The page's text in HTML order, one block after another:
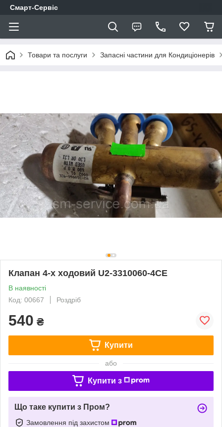
Смарт-Сервіс
Товари та послуги Запасні частини для Кондиціонерів
Клапан 4-х ходовий U2-3310060-4CE
В наявності
Код: 00667
Роздріб
540 ₴
Купити
або
Купити з
Що таке купити з Пром?
Замовлення під захистом